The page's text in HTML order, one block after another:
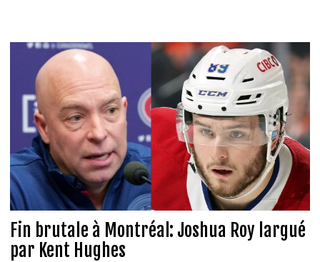
Fin brutale à Montréal: Joshua Roy largué
par Kent Hughes